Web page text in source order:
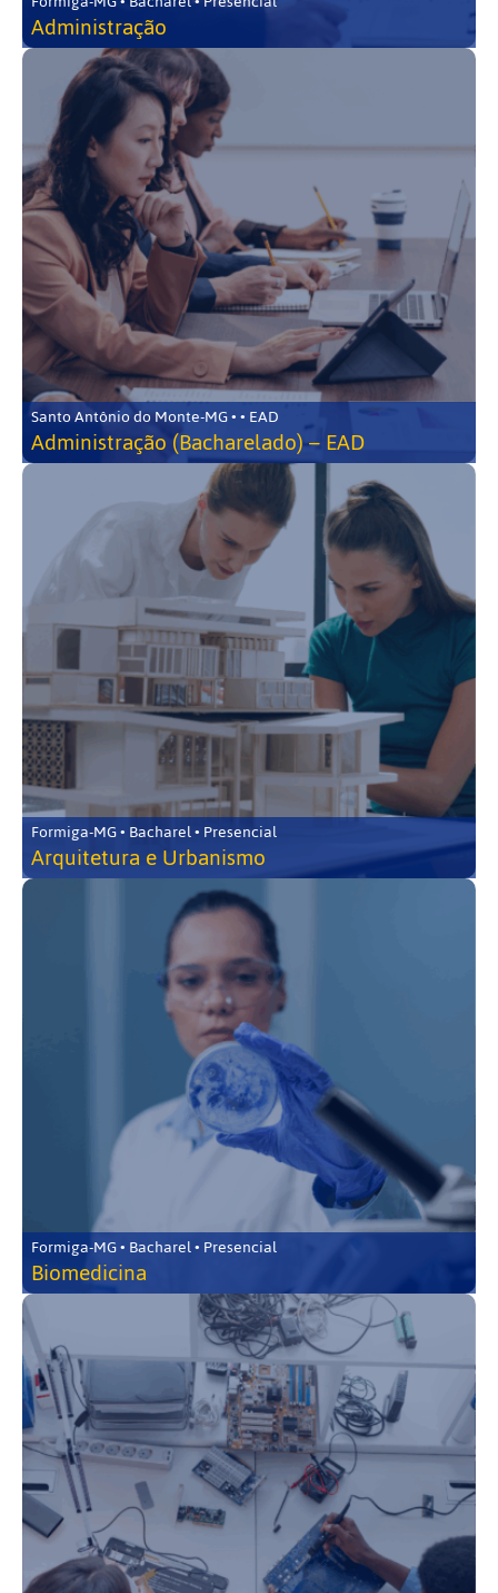
Administração
Santo Antônio do Monte-MG • • EAD
Administração (Bacharelado) – EAD
Formiga-MG • Bacharel • Presencial
Arquitetura e Urbanismo
Formiga-MG • Bacharel • Presencial
Biomedicina